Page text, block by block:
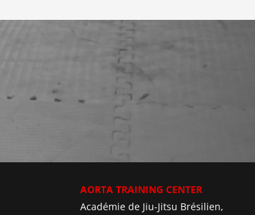
AORTA TRAINING CENTER
Académie de Jiu-Jitsu Brésilien,